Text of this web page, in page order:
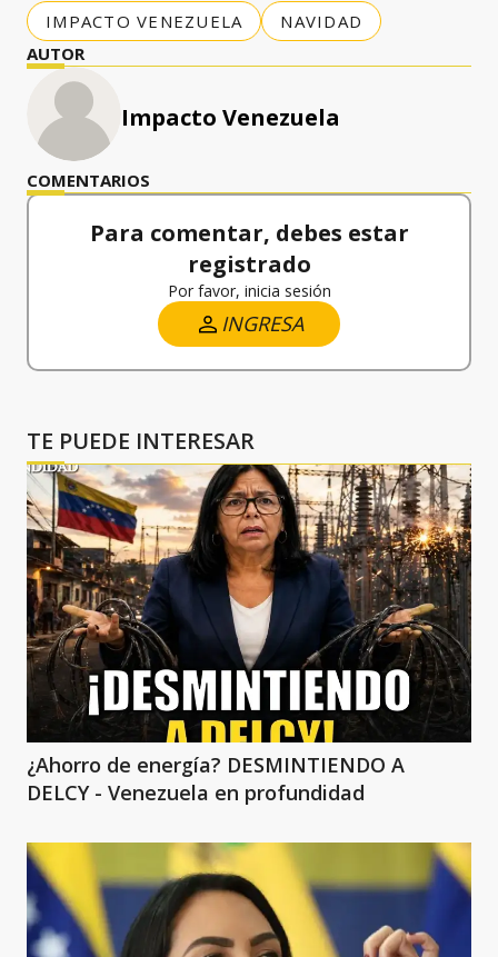
IMPACTO VENEZUELA
NAVIDAD
AUTOR
Impacto Venezuela
COMENTARIOS
Para comentar, debes estar
registrado
Por favor, inicia sesión
INGRESA
TE PUEDE INTERESAR
¿Ahorro de energía? DESMINTIENDO A
DELCY - Venezuela en profundidad